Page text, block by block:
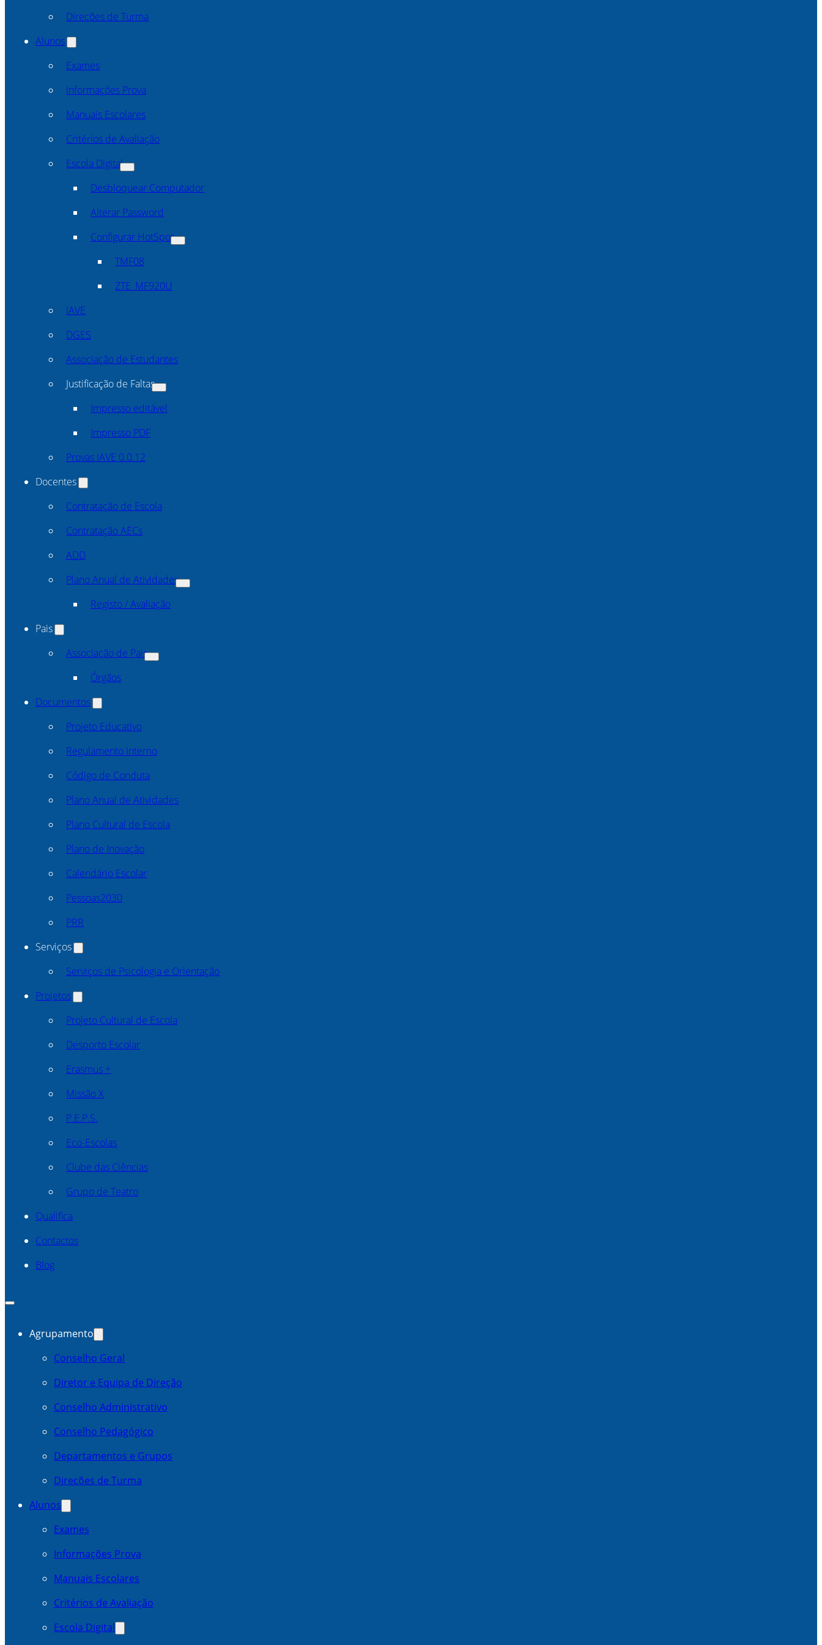
Direcões de Turma
Alunos
Exames
Informações Prova
Manuais Escolares
Critérios de Avaliação
Escola Digital
Desbloquear Computador
Alterar Password
Configurar HotSpot
TMF08
ZTE_MF920U
IAVE
DGES
Associação de Estudantes
Justificação de Faltas
Impresso editável
Impresso PDF
Provas IAVE 0.0.12
Docentes
Contratação de Escola
Contratação AECs
ADD
Plano Anual de Atividades
Registo / Avaliação
Pais
Associação de Pais
Órgãos
Documentos
Projeto Educativo
Regulamento Interno
Código de Conduta
Plano Anual de Atividades
Plano Cultural de Escola
Plano de Inovação
Calendário Escolar
Pessoas2030
PRR
Serviços
Serviços de Psicologia e Orientação
Projetos
Projeto Cultural de Escola
Desporto Escolar
Erasmus +
Missão X
P.E.P.S.
Eco-Escolas
Clube das Ciências
Grupo de Teatro
Qualifica
Contactos
Blog
Agrupamento
Conselho Geral
Diretor e Equipa de Direção
Conselho Administrativo
Conselho Pedagógico
Departamentos e Grupos
Direcões de Turma
Alunos
Exames
Informações Prova
Manuais Escolares
Critérios de Avaliação
Escola Digital